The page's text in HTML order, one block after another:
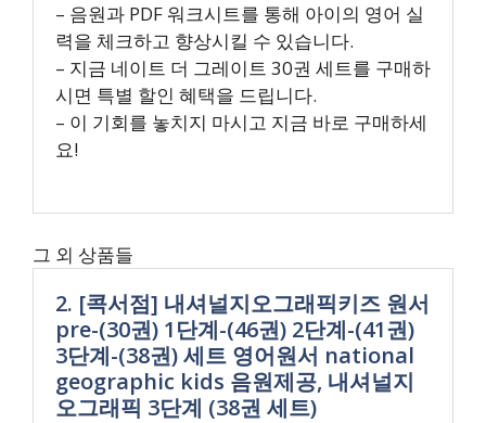
– 음원과 PDF 워크시트를 통해 아이의 영어 실
력을 체크하고 향상시킬 수 있습니다.
– 지금 네이트 더 그레이트 30권 세트를 구매하
시면 특별 할인 혜택을 드립니다.
– 이 기회를 놓치지 마시고 지금 바로 구매하세
요!
그 외 상품들
2. [콕서점] 내셔널지오그래픽키즈 원서
pre-(30권) 1단계-(46권) 2단계-(41권)
3단계-(38권) 세트 영어원서 national
geographic kids 음원제공, 내셔널지
오그래픽 3단계 (38권 세트)